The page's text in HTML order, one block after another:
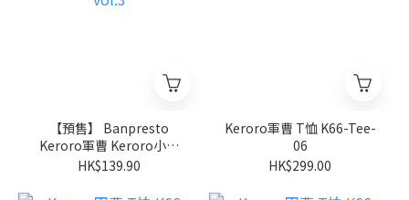
【預售】 Banpresto
Keroro軍曹 Keroro小隊
日向家大掃除大作戰是也！
HK$139.90
Keroro軍曹 T恤 K66-Tee-
06
HK$299.00